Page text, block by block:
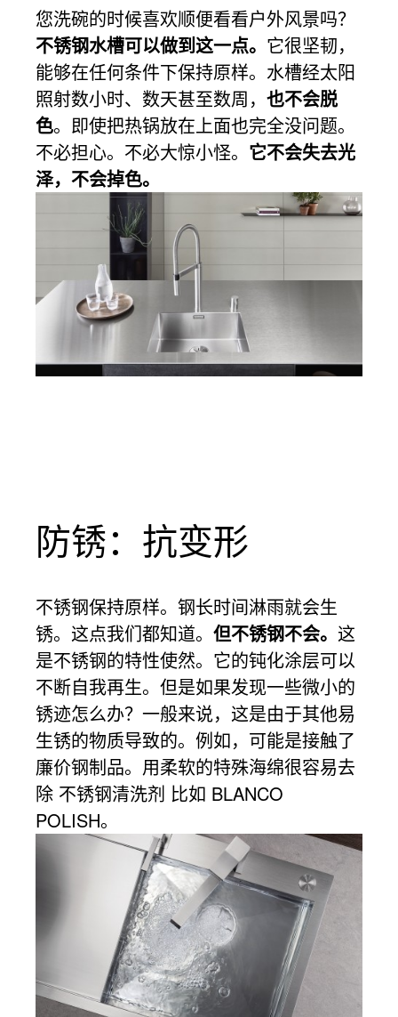
您洗碗的时候喜欢顺便看看户外风景吗？
不锈钢水槽可以做到这一点。 它很坚韧，
能够在任何条件下保持原样。水槽经太阳
照射数小时、数天甚至数周， 也不会脱
色。即使把热锅放在上面也完全没问题。
不必担心。不必大惊小怪。 它不会失去光
泽，不会掉色。
防锈：抗变形
不锈钢保持原样。钢长时间淋雨就会生
锈。这点我们都知道。 但不锈钢不会。 这
是不锈钢的特性使然。它的钝化涂层可以
不断自我再生。但是如果发现一些微小的
锈迹怎么办？一般来说，这是由于其他易
生锈的物质导致的。例如，可能是接触了
廉价钢制品。用柔软的特殊海绵很容易去
除 不锈钢清洗剂 比如 BLANCO
POLISH。